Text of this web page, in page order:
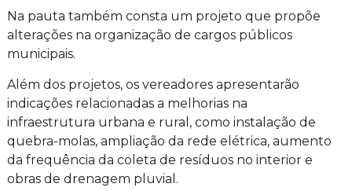
Na pauta também consta um projeto que propõe
alterações na organização de cargos públicos
municipais.
Além dos projetos, os vereadores apresentarão
indicações relacionadas a melhorias na
infraestrutura urbana e rural, como instalação de
quebra-molas, ampliação da rede elétrica, aumento
da frequência da coleta de resíduos no interior e
obras de drenagem pluvial.